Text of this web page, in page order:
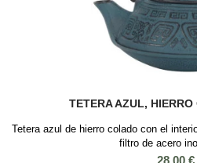
TETERA AZUL,
Tetera azul de hierro colado con el
filtro de acero
Precio